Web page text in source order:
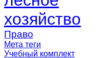
хозяйство
Право
Мета теги
Учебный комплект